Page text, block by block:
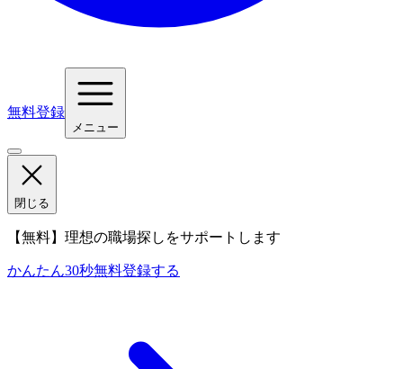
無料登録
メニュー
閉じる
【無料】理想の職場探しをサポートします
かんたん30秒無料登録する